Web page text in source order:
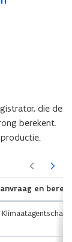
die de
berekent.
en
(